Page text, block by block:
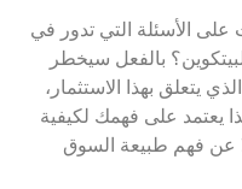
الأسئلة التي تدور في
بالفعل سيخطر
يتعلق بهذا الاستثمار،
يعتمد على فهمك لكيفية
عن فهم طبيعة السوق